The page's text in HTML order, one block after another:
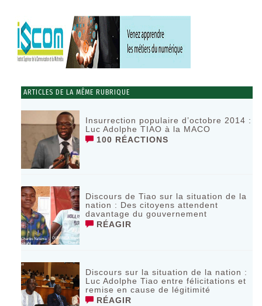
ARTICLES DE LA MÊME RUBRIQUE
Insurrection populaire d’octobre 2014 :
Luc Adolphe TIAO à la MACO
100 RÉACTIONS
Discours de Tiao sur la situation de la
nation : Des citoyens attendent
davantage du gouvernement
RÉAGIR
Discours sur la situation de la nation :
Luc Adolphe Tiao entre félicitations et
remise en cause de légitimité
RÉAGIR